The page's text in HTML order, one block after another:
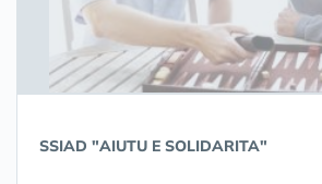
SSIAD "AIUTU E SOLIDARITA"